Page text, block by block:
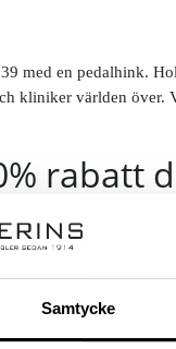
Samtycke
med en pedalhink.
kliniker världen över.
rabatt
som ny kund.